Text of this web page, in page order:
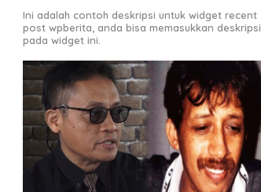
Ini adalah contoh deskripsi untuk widget recent
post wpberita, anda bisa memasukkan deskripsi
pada widget ini.